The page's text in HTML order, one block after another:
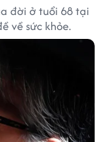
đời ở tuổi 68 tại
về sức khỏe.